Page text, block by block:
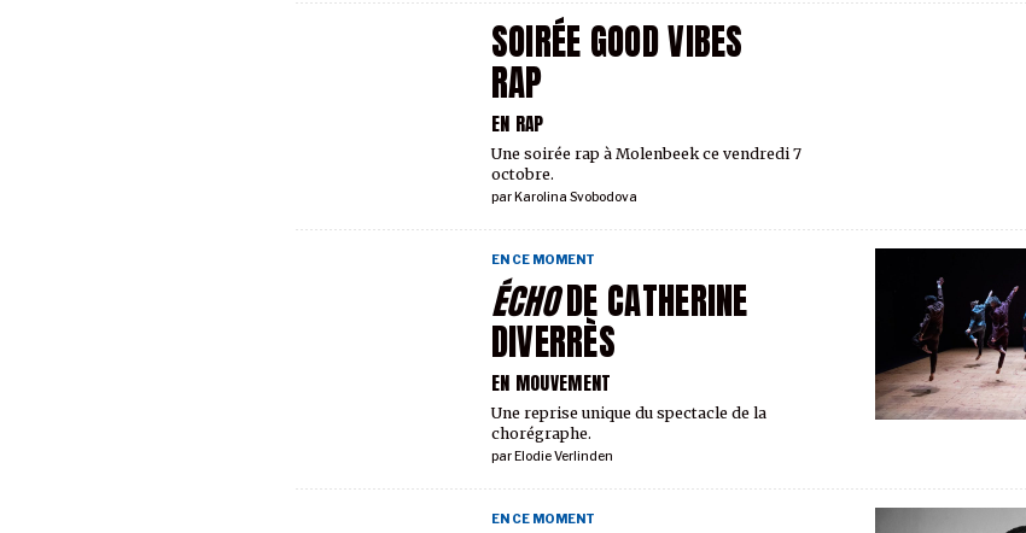
SOIRÉE GOOD VIBES
RAP
EN RAP
par Karolina Svobodova
Une soirée rap à Molenbeek ce vendredi 7
octobre.
ÉCHODE CATHERINE
DIVERRÈS
EN MOUVEMENT
EN CE MOMENT
par Elodie Verlinden
Une reprise unique du spectacle de la
chorégraphe.
EN CE MOMENT